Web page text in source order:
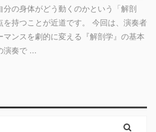
分の身体がどう動くのかという「解剖
を持つことが近道です。 今回は、演奏者
マンスを劇的に変える『解剖学』の基本
演奏で ...